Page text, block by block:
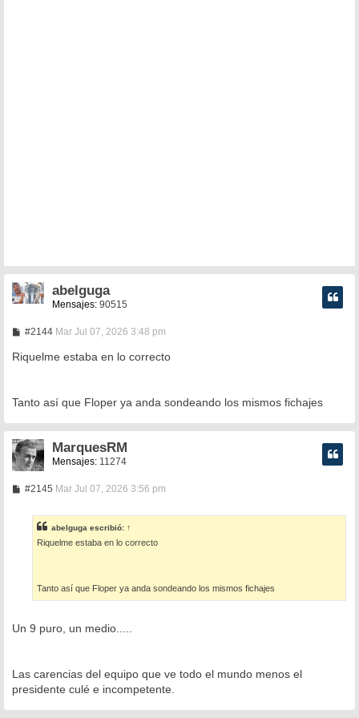
abelguga
Mensajes: 90515
#2144M
n
e
Mar Jul 07, 2026 3:48 pm
Riquelme estaba en lo correcto
Tanto así que Floper ya anda sondeando los mismos fichajes
MarquesRM
Mensajes: 11274
#2145M
a
j
Mar Jul 07, 2026 3:56 pm
abelguga escribió: ↑
Riquelme estaba en lo correcto
Tanto así que Floper ya anda sondeando los mismos fichajes
Un 9 puro, un medio.....
Las carencias del equipo que ve todo el mundo menos el
presidente culé e incompetente.